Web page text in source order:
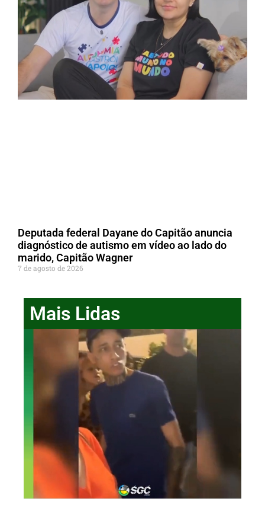
Deputada federal Dayane do Capitão anuncia
diagnóstico de autismo em vídeo ao lado do
marido, Capitão Wagner
7 de agosto de 2026
Mais Lidas